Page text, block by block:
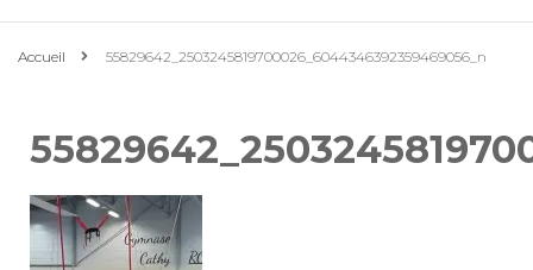
Accueil 55829642_2503245819700026_6044346392359469056_n